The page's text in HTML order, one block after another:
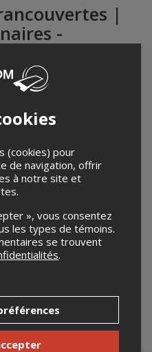
|
-
,QC,Canada
pourLes
en ligne et la vente de
(cookies) pour
de navigation, offrir
à notre site et
», vous consentez
les types de témoins.
se trouvent
.